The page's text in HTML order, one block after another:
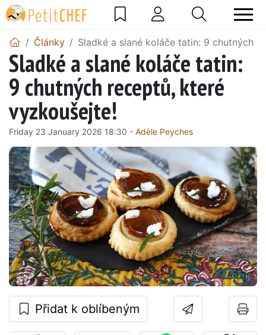
Články Sladké a slané koláče tatin: 9 chutných
Sladké a slané koláče tatin:
9 chutných receptů, které
vyzkoušejte!
Friday 23 January 2026 18:30 - Adèle Peyches
Přidat k oblíbeným